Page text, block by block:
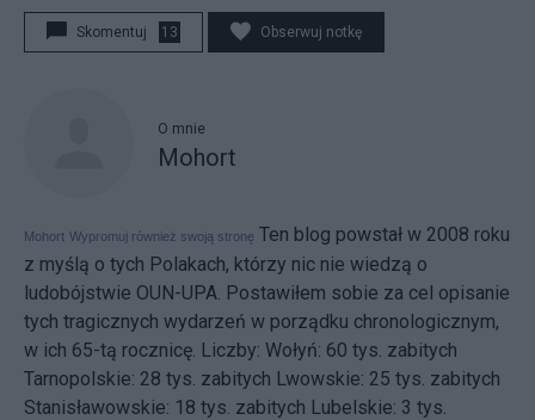
Skomentuj 13 Obserwuj notkę
O mnie
Mohort
Mohort Wypromuj również swoją stronę Ten blog powstał w 2008 roku
z myślą o tych Polakach, którzy nic nie wiedzą o
ludobójstwie OUN-UPA. Postawiłem sobie za cel opisanie
tych tragicznych wydarzeń w porządku chronologicznym,
w ich 65-tą rocznicę. Liczby: Wołyń: 60 tys. zabitych
Tarnopolskie: 28 tys. zabitych Lwowskie: 25 tys. zabitych
Stanisławowskie: 18 tys. zabitych Lubelskie: 3 tys.